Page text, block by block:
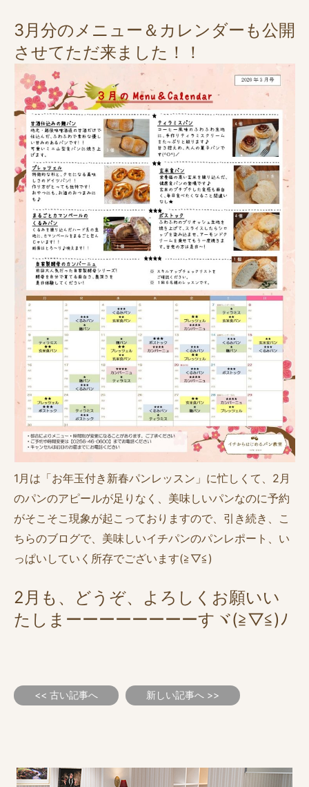
3月分のメニュー＆カレンダーも公開
させてただ来ました！！
1月は「お年玉付き新春パンレッスン」に忙しくて、2月
のパンのアピールが足りなく、美味しいパンなのに予約
がそこそこ現象が起こっておりますので、引き続き、こ
ちらのブログで、美味しいイチパンのパンレポート、い
っぱいしていく所存でございます(≧▽≦)
2月も、どうぞ、よろしくお願いい
たしまーーーーーーーーすヾ(≧▽≦)ﾉ
<< 古い記事へ 新しい記事へ >>